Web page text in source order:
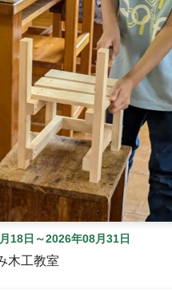
18日～2026年08月31日
木工教室